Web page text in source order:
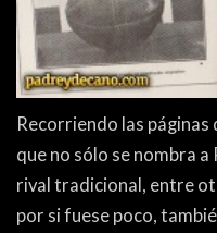
Recorriendo las
que no sólo se nombra
rival tradicional, entre
por si fuese poco,